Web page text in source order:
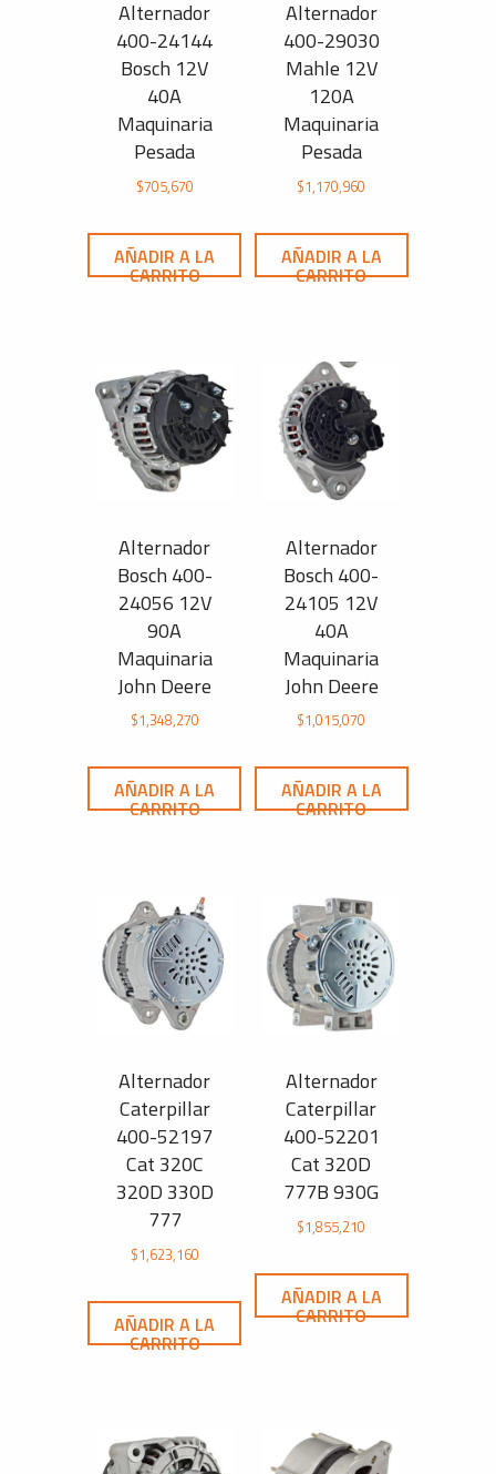
Alternador
400-24144
Bosch 12V
40A
Maquinaria
Pesada
$705,670
AÑADIR A LA
CARRITO
Alternador
400-29030
Mahle 12V
120A
Maquinaria
Pesada
$1,170,960
AÑADIR A LA
CARRITO
Alternador
Bosch 400-
24056 12V
90A
Maquinaria
John Deere
$1,348,270
AÑADIR A LA
CARRITO
Alternador
Bosch 400-
24105 12V
40A
Maquinaria
John Deere
$1,015,070
AÑADIR A LA
CARRITO
Alternador
Caterpillar
400-52197
Cat 320C
320D 330D
777
$1,623,160
AÑADIR A LA
CARRITO
Alternador
Caterpillar
400-52201
Cat 320D
777B 930G
$1,855,210
AÑADIR A LA
CARRITO